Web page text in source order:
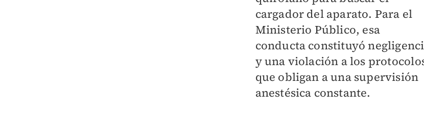
cargador del aparato. Para el
Ministerio Público, esa
conducta constituyó
y una violación a los
que obligan a una supervisión
anestésica constante.